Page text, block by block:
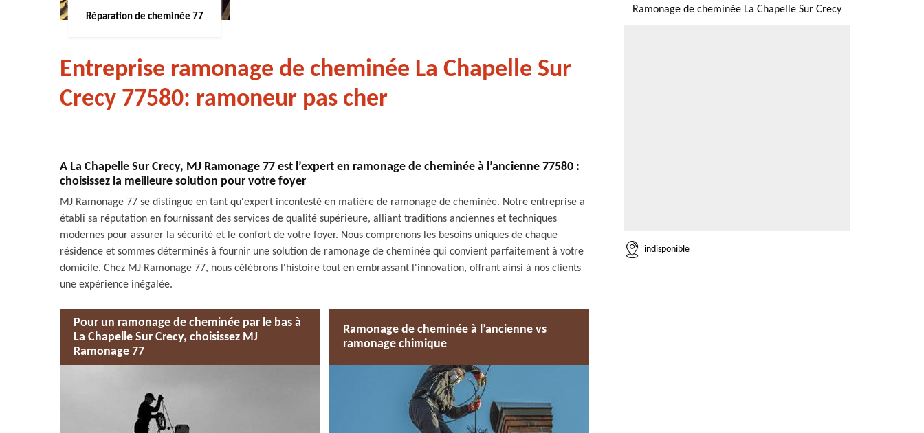
Réparation de cheminée 77
Entreprise ramonage de cheminée La Chapelle Sur
Crecy 77580: ramoneur pas cher
A La Chapelle Sur Crecy, MJ Ramonage 77 est l’expert en ramonage de cheminée à l’ancienne 77580 :
choisissez la meilleure solution pour votre foyer
MJ Ramonage 77 se distingue en tant qu'expert incontesté en matière de ramonage de cheminée. Notre entreprise a
établi sa réputation en fournissant des services de qualité supérieure, alliant traditions anciennes et techniques
modernes pour assurer la sécurité et le confort de votre foyer. Nous comprenons les besoins uniques de chaque
résidence et sommes déterminés à fournir une solution de ramonage de cheminée qui convient parfaitement à votre
domicile. Chez MJ Ramonage 77, nous célébrons l'histoire tout en embrassant l'innovation, offrant ainsi à nos clients
une expérience inégalée.
Pour un ramonage de cheminée par le bas à
La Chapelle Sur Crecy, choisissez MJ
Ramonage 77
Ramonage de cheminée à l’ancienne vs
ramonage chimique
Ramonage de cheminée La Chapelle Sur Crecy
indisponible